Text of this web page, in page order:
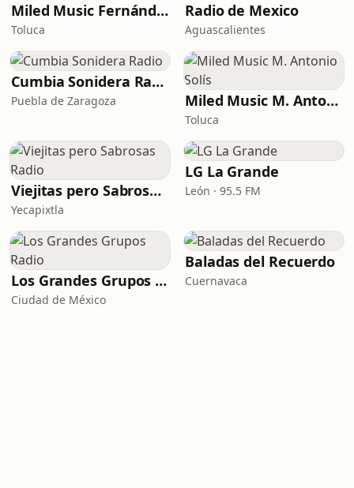
Miled Music Fernández
Toluca
Radio de Mexico
Aguascalientes
Cumbia Sonidera Radio
Puebla de Zaragoza Miled Music M. Antonio Solís
Toluca
Viejitas pero Sabrosas Radio
Yecapixtla
LG La Grande
León · 95.5 FM
Los Grandes Grupos Radio
Ciudad de México
Baladas del Recuerdo
Cuernavaca